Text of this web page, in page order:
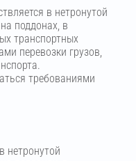
в нетронутой
поддонах, в
транспортных
перевозки грузов,
требованиями
нетронутой